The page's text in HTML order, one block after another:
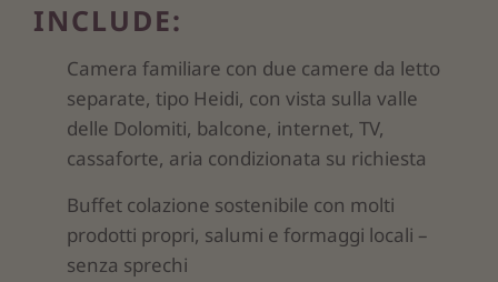
INCLUDE:
Camera familiare con due camere da letto
separate, tipo Heidi, con vista sulla valle
delle Dolomiti, balcone, internet, TV,
cassaforte, aria condizionata su richiesta
Buffet colazione sostenibile con molti
prodotti propri, salumi e formaggi locali –
senza sprechi